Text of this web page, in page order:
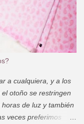
habitualmente
exclusivamente para
Desde Enero,
me la apunto
sus puntos
qu...
a cualquiera, y a los
otoño se restringen
de luz y también
veces preferimos